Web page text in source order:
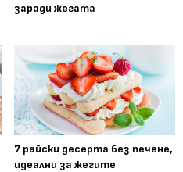
заради жегата
7 райски десерта без печене,
идеални за жегите